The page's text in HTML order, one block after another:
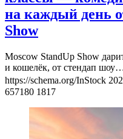
на каждый день
Show
Moscow StandUp Show
и кошелёк, от стендап
https://schema.org/InStock
657180 1817